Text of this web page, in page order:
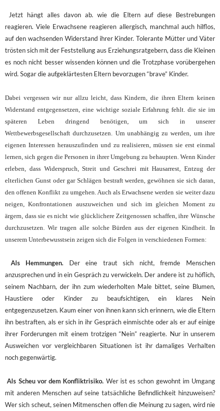
Jetzt hängt alles davon ab. wie die Eltern auf diese Bestrebungen
reagieren. Viele Erwachsene reagieren allergisch, manchmal auch hilflos,
auf den wachsenden Widerstand ihrer Kinder. Tolerante Mütter und Väter
trösten sich mit der Feststellung aus Erziehungsratgebern, dass die Kleinen
es noch nicht besser wissenden können und die Trotzphase vorübergehen
wird. Sogar die aufgeklärtesten Eltern bevorzugen “brave” Kinder.
Dabei vergessen wir nur allzu leicht, dass Kindern, die ihren Eltern keinen
Widerstand entgegensetzen, eine wichtige soziale Erfahrung fehlt. die sie im
späteren Leben dringend benötigen, um sich in unserer
Wettbewerbsgesellschaft durchzusetzen. Um unabhängig zu werden, um ihre
eigenen Interessen herauszufinden und zu realisieren, müssen sie erst einmal
lernen, sich gegen die Personen in ihrer Umgebung zu behaupten. Wenn Kinder
erleben, dass Widerspruch, Streit und Geschrei mit Hausarrest, Entzug der
elterlichen Gunst oder gar Schlägen bestraft werden, gewöhnen sie sich daran,
den offenen Konflikt zu umgehen. Auch als Erwachsene werden sie weiter dazu
neigen, Konfrontationen auszuweichen und sich im gleichen Moment zu
ärgern, dass sie es nicht wie glücklichere Zeitgenossen schaffen, ihre Wünsche
durchzusetzen. Wir tragen alle solche Bürden aus der eigenen Kindheit. In
unserem Unterbewusstsein zeigen sich die Folgen in verschiedenen Formen:
Als Hemmungen. Der eine traut sich nicht, fremde Menschen
anzusprechen und in ein Gespräch zu verwickeln. Der andere ist zu höflich,
seinem Nachbarn, der ihn zum wiederholten Male bittet, seine Blumen,
Haustiere oder Kinder zu beaufsichtigen, ein klares Nein
entgegenzusetzen. Kaum einer von ihnen kann sich erinnern, wie die Eltern
ihn bestraften, als er sich in ihr Gespräch einmischte oder als er auf einige
ihrer Forderungen mit einem trotzigen “Nein” reagierte. Nur in unserem
Ausweichen vor vergleichbaren Situationen ist ihr damaliges Verhalten
noch gegenwärtig.
Als Scheu vor dem Konfliktrisiko. Wer ist es schon gewohnt im Umgang
mit anderen Menschen auf seine tatsächliche Befindlichkeit hinzuweisen?
Wer sich scheut, seinen Mitmenschen offen die Meinung zu sagen, wird nie